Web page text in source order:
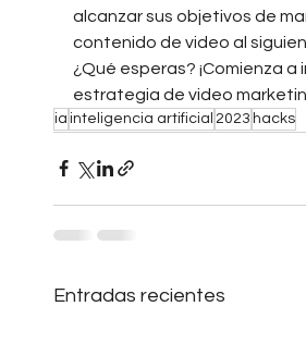
alcanzar sus objetivos de
contenido de video al
¿Qué esperas? ¡Comienza a
estrategia de video
ia inteligencia artificial 2023 hacks
Entradas recientes